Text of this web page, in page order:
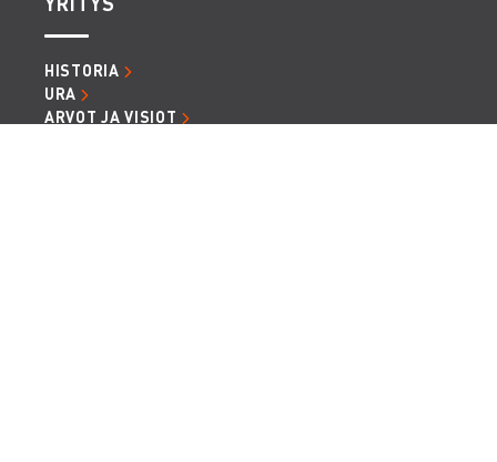
HISTORIA
URA
ARVOT JA VISIOT